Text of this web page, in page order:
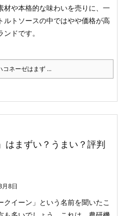
材や本格的な味わいを売りに、一
ルトソースの中ではやや価格が高
ンドです。
コネーゼはまず ...
はまずい？うまい？評判
8日
クイーン」という名前を聞いたこ